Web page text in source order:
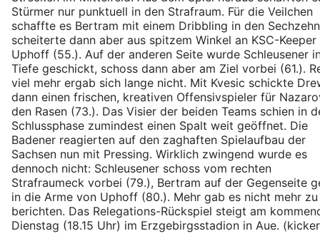
Stürmer nur punktuell in den Strafraum. Für die Veilchen
schaffte es Bertram mit einem Dribbling in den
scheiterte dann aber aus spitzem Winkel an KSC-Keeper
Uphoff (55.). Auf der anderen Seite wurde Schleusener
Tiefe geschickt, schoss dann aber am Ziel vorbei (61.).
viel mehr ergab sich lange nicht. Mit Kvesic schickte
dann einen frischen, kreativen Offensivspieler für
den Rasen (73.). Das Visier der beiden Teams schien in
Schlussphase zumindest einen Spalt weit geöffnet. Die
Badener reagierten auf den zaghaften Spielaufbau der
Sachsen nun mit Pressing. Wirklich zwingend wurde es
dennoch nicht: Schleusener schoss vom rechten
Strafraumeck vorbei (79.), Bertram auf der Gegenseite
in die Arme von Uphoff (80.). Mehr gab es nicht mehr zu
berichten. Das Relegations-Rückspiel steigt am
Dienstag (18.15 Uhr) im Erzgebirgsstadion in Aue.